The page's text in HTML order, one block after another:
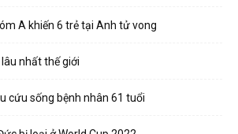
A khiến 6 trẻ tại Anh tử vong
nhất thế giới
cứu sống bệnh nhân 61 tuổi